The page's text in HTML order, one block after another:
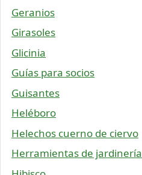
Geranios
Girasoles
Glicinia
Guías para socios
Guisantes
Heléboro
Helechos cuerno de ciervo
Herramientas de jardinería